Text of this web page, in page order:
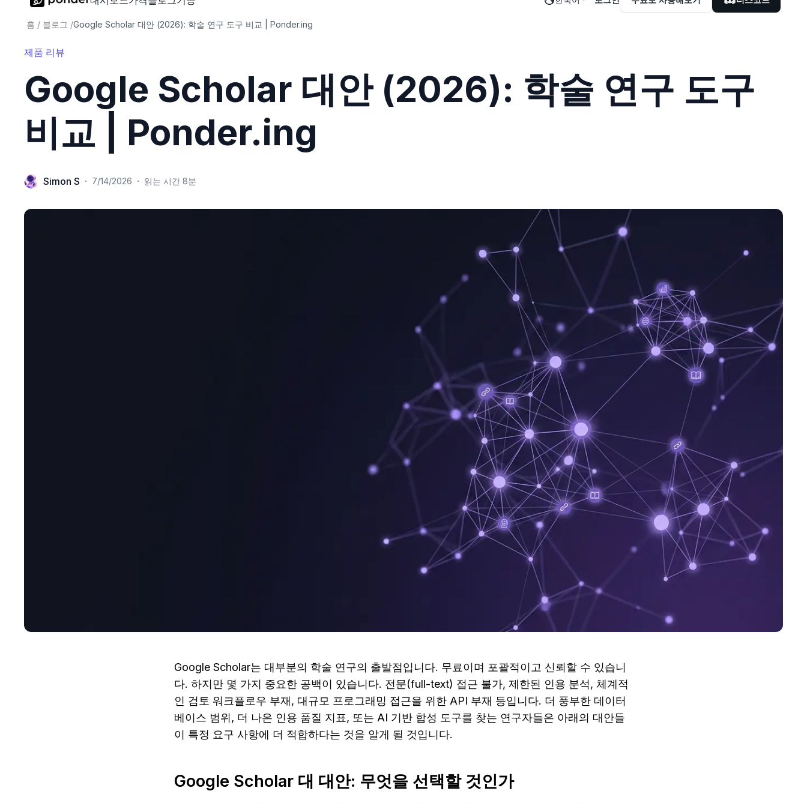
홈 / 블로그 /Google Scholar 대안 (2026): 학술 연구 도구 비교 | Ponder.ing
제품 리뷰
Google Scholar 대안 (2026): 학술 연구 도구
비교 | Ponder.ing
Simon S · 7/14/2026 · 읽는 시간 8분
Google Scholar는 대부분의 학술 연구의 출발점입니다. 무료이며 포괄적이고 신뢰할 수 있습니
다. 하지만 몇 가지 중요한 공백이 있습니다. 전문(full-text) 접근 불가, 제한된 인용 분석, 체계적
인 검토 워크플로우 부재, 대규모 프로그래밍 접근을 위한 API 부재 등입니다. 더 풍부한 데이터
베이스 범위, 더 나은 인용 품질 지표, 또는 AI 기반 합성 도구를 찾는 연구자들은 아래의 대안들
이 특정 요구 사항에 더 적합하다는 것을 알게 될 것입니다.
Google Scholar 대 대안: 무엇을 선택할 것인가